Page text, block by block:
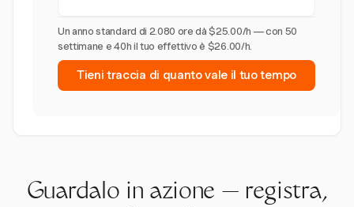
Un anno standard di 2.080 ore dà $25.00/h — con 50
settimane e 40h il tuo effettivo è $26.00/h.
Tieni traccia di quanto vale il tuo tempo
Guardalo in azione — registra,